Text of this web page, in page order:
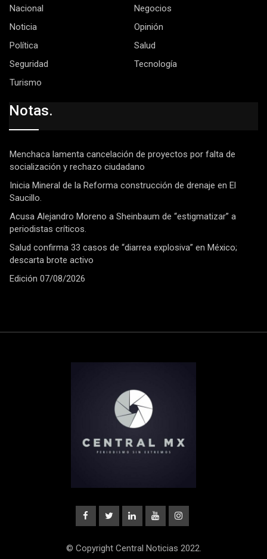
Nacional
Negocios
Noticia
Opinión
Política
Salud
Seguridad
Tecnología
Turismo
Notas.
Menchaca lamenta cancelación de proyectos por falta de
socialización y rechazo ciudadano
Inicia Mineral de la Reforma construcción de drenaje en El
Saucillo.
Acusa Alejandro Moreno a Sheinbaum de “estigmatizar” a
periodistas críticos.
Salud confirma 33 casos de “diarrea explosiva” en México;
descarta brote activo
Edición 07/08/2026
© Copyright Central Noticias 2022.